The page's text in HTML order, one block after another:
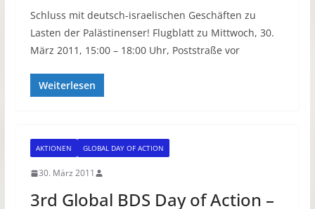
Schluss mit deutsch-israelischen Geschäften zu
Lasten der Palästinenser! Flugblatt zu Mittwoch, 30.
März 2011, 15:00 – 18:00 Uhr, Poststraße vor
Weiterlesen
AKTIONEN GLOBAL DAY OF ACTION
30. März 2011
3rd Global BDS Day of Action –